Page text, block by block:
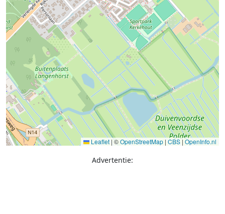
Leaflet | ©OpenStreetMap | CBS|OpenInfo.nl
Advertentie: